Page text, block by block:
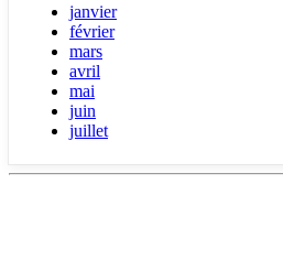
janvier
février
mars
avril
mai
juin
juillet